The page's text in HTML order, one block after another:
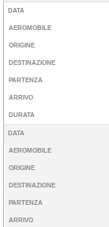
DATA
AEROMOBILE
ORIGINE
DESTINAZIONE
PARTENZA
ARRIVO
DURATA
DATA
AEROMOBILE
ORIGINE
DESTINAZIONE
PARTENZA
ARRIVO